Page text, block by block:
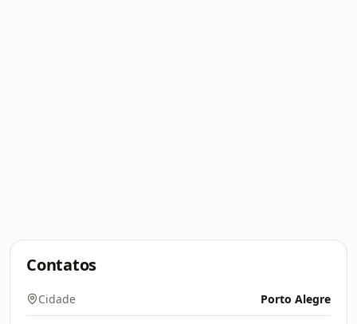
Contatos
Cidade Porto Alegre